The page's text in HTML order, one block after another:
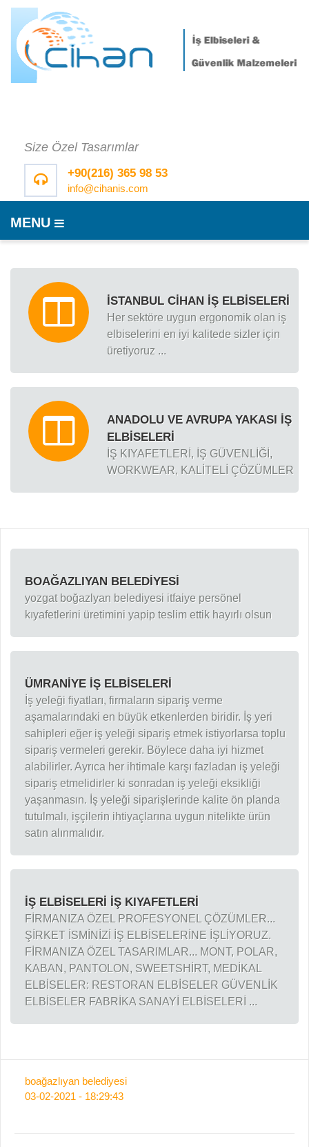
Size Özel Tasarımlar
+90(216) 365 98 53
info@cihanis.com
MENU
İSTANBUL CİHAN İŞ ELBİSELERİ
Her sektöre uygun ergonomik olan iş
elbiselerini en iyi kalitede sizler için
üretiyoruz ...
ANADOLU VE AVRUPA YAKASI İŞ
ELBISELERI
İŞ KIYAFETLERİ, İŞ GÜVENLİĞİ,
WORKWEAR, KALİTELİ ÇÖZÜMLER
BOAĞAZLIYAN BELEDIYESI
yozgat boğazlyan belediyesi itfaiye persönel
kıyafetlerini üretimini yapip teslim ettik hayırlı olsun
ÜMRANIYE İŞ ELBISELERI
İş yeleği fiyatları, firmaların sipariş verme
aşamalarındaki en büyük etkenlerden biridir. İş yeri
sahipleri eğer iş yeleği sipariş etmek istiyorlarsa toplu
sipariş vermeleri gerekir. Böylece daha iyi hizmet
alabilirler. Ayrıca her ihtimale karşı fazladan iş yeleği
sipariş etmelidirler ki sonradan iş yeleği eksikliği
yaşanmasın. İş yeleği siparişlerinde kalite ön planda
tutulmalı, işçilerin ihtiyaçlarına uygun nitelikte ürün
satın alınmalıdır.
İŞ ELBİSELERİ İŞ KIYAFETLERİ
FİRMANIZA ÖZEL PROFESYONEL ÇÖZÜMLER...
ŞİRKET İSMİNİZİ İŞ ELBİSELERİNE İŞLİYORUZ.
FİRMANIZA ÖZEL TASARIMLAR... MONT, POLAR,
KABAN, PANTOLON, SWEETSHİRT, MEDİKAL
ELBİSELER: RESTORAN ELBİSELER GÜVENLİK
ELBİSELER FABRİKA SANAYİ ELBİSELERİ ...
boağazlıyan belediyesi
03-02-2021 - 18:29:43